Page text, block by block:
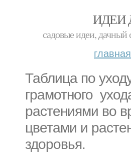
ИДЕИ
садовые идеи, дачный
главная
Таблица по
грамотного
растениями во
цветами и
здоровья.